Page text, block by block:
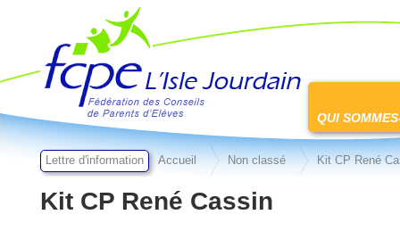
FCPE L'isle jourdain
au
contenu
QUI
Lettre d'information Accueil Non classé Kit CP René
Kit CP René Cassin